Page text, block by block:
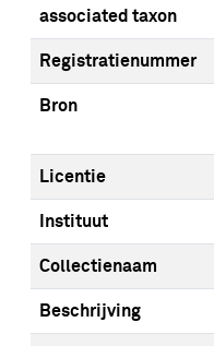
associated taxon
Registratienummer
Bron
Licentie
Instituut
Collectienaam
Beschrijving